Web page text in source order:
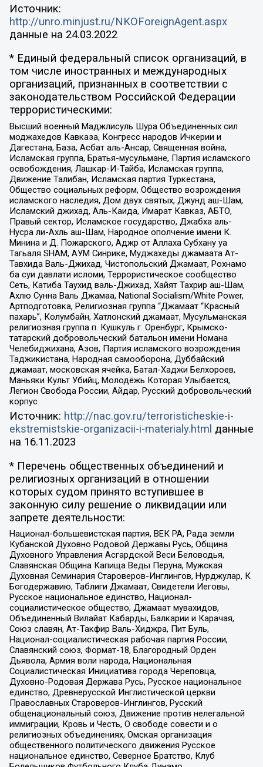
Источник:
http://unro.minjust.ru/NKOForeignAgent.aspx
данные на 24.03.2022
* Единый федеральный список организаций, в
том числе иностранных и международных
организаций, признанных в соответствии с
законодательством Российской Федерации
террористическими:
Высший военный Маджлисуль Шура Объединенных сил
моджахедов Кавказа, Конгресс народов Ичкерии и
Дагестана, База, Асбат аль-Ансар, Священная война,
Исламская группа, Братья-мусульмане, Партия исламского
освобождения, Лашкар-И-Тайба, Исламская группа,
Движение Талибан, Исламская партия Туркестана,
Общество социальных реформ, Общество возрождения
исламского наследия, Дом двух святых, Джунд аш-Шам,
Исламский джихад, Аль-Каида, Имарат Кавказ, АБТО,
Правый сектор, Исламское государство, Джабха аль-
Нусра ли-Ахль аш-Шам, Народное ополчение имени К.
Минина и Д. Пожарского, Аджр от Аллаха Субхану уа
Тагьаля SHAM, АУМ Синрике, Муджахеды джамаата Ат-
Тавхида Валь-Джихад, Чистопольский Джамаат, Рохнамо
ба суи давлати исломи, Террористическое сообщество
Сеть, Катиба Таухид валь-Джихад, Хайят Тахрир аш-Шам,
Ахлю Сунна Валь Джамаа, National Socialism/White Power,
Артподготовка, Религиозная группа “Джамаат “Красный
пахарь”, Колумбайн, Хатлонский джамаат, Мусульманская
религиозная группа п. Кушкуль г. Оренбург, Крымско-
татарский добровольческий батальон имени Номана
Челебиджихана, Азов, Партия исламского возрождения
Таджикистана, Народная самооборона, Дуббайский
джамаат, московская ячейка, Батал-Хаджи Белхороев,
Маньяки Культ Убийц, Молодёжь Которая Улыбается,
Легион Свобода России, Айдар, Русский добровольческий
корпус
Источник: http://nac.gov.ru/terroristicheskie-i-
ekstremistskie-organizacii-i-materialy.html данные
на 16.11.2023
* Перечень общественных объединений и
религиозных организаций в отношении
которых судом принято вступившее в
законную силу решение о ликвидации или
запрете деятельности:
Национал-большевистская партия, ВЕК РА, Рада земли
Кубанской Духовно Родовой Державы Русь, Община
Духовного Управления Асгардской Веси Беловодья,
Славянская Община Капища Веды Перуна, Мужская
Духовная Семинария Староверов-Инглингов, Нурджулар, К
Богодержавию, Таблиги Джамаат, Свидетели Иеговы,
Русское национальное единство, Национал-
социалистическое общество, Джамаат мувахидов,
Объединенный Вилайат Кабарды, Балкарии и Карачая,
Союз славян, Ат-Такфир Валь-Хиджра, Пит Буль,
Национал-социалистическая рабочая партия России,
Славянский союз, Формат-18, Благородный Орден
Дьявола, Армия воли народа, Национальная
Социалистическая Инициатива города Череповца,
Духовно-Родовая Держава Русь, Русское национальное
единство, Древнерусской Инглистической церкви
Православных Староверов-Инглингов, Русский
общенациональный союз, Движение против нелегальной
иммиграции, Кровь и Честь, О свободе совести и о
религиозных объединениях, Омская организация
общественного политического движения Русское
национальное единство, Северное Братство, Клуб